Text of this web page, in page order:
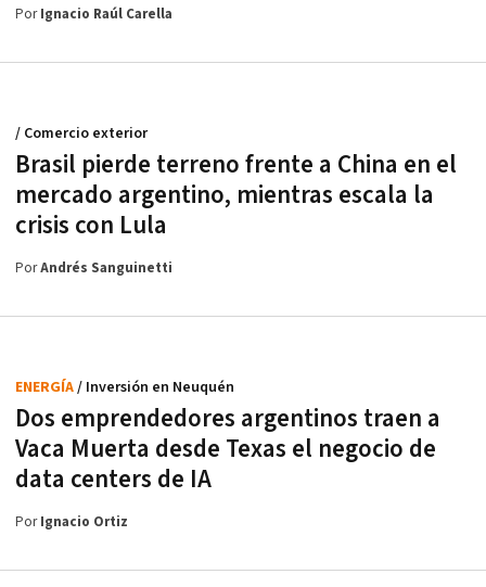
PorIgnacio Raúl Carella
Brasil pierde terreno frente a China en el
mercado argentino, mientras escala la
crisis con Lula
/ Comercio exterior
PorAndrés Sanguinetti
Dos emprendedores argentinos traen a
Vaca Muerta desde Texas el negocio de
data centers de IA
ENERGÍA/ Inversión en Neuquén
PorIgnacio Ortiz